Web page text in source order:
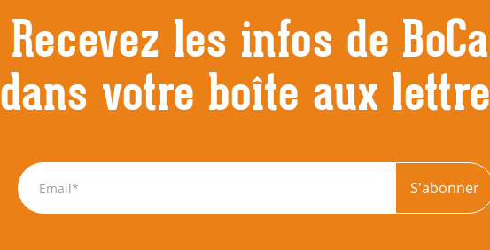
Recevez les infos de
dans votre boîte aux
S'abonner